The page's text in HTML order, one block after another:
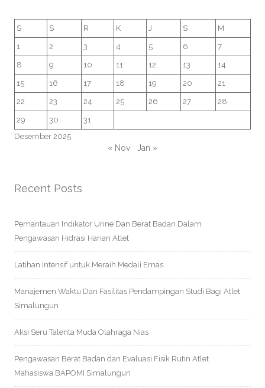
Desember 2025
S S R K J S M
1 2 3 4 5 6 7
8 9 10 11 12 13 14
15 16 17 18 19 20 21
22 23 24 25 26 27 28
29 30 31
« Nov Jan »
Recent Posts
Pemantauan Indikator Urine Dan Berat Badan Dalam
Pengawasan Hidrasi Harian Atlet
Latihan Intensif untuk Meraih Medali Emas
Manajemen Waktu Dan Fasilitas Pendampingan Studi Bagi Atlet
Simalungun
Aksi Seru Talenta Muda Olahraga Nias
Pengawasan Berat Badan dan Evaluasi Fisik Rutin Atlet
Mahasiswa BAPOMI Simalungun